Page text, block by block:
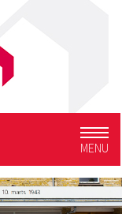
MENU